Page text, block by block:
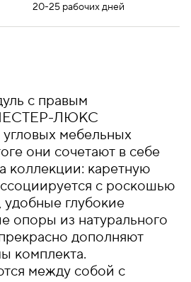
20-25 рабочих дней
с правым
ЛЮКС
угловых мебельных
они сочетают в себе
коллекции: каретную
с роскошью
глубокие
опоры из натурального
дополняют
комплекта.
между собой с